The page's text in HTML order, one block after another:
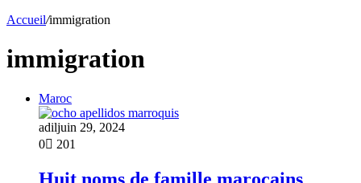
Accueil/immigration
immigration
Maroc
adiljuin 29, 2024
0
201
Huit noms de famille marocains